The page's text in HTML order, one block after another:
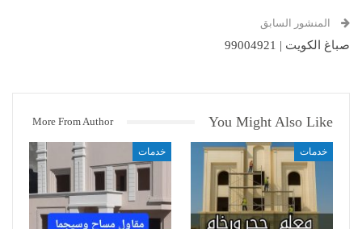
المنشور السابق
صباغ الكويت | 99004921
You Might Also Like
More From Author
خدمات خدمات